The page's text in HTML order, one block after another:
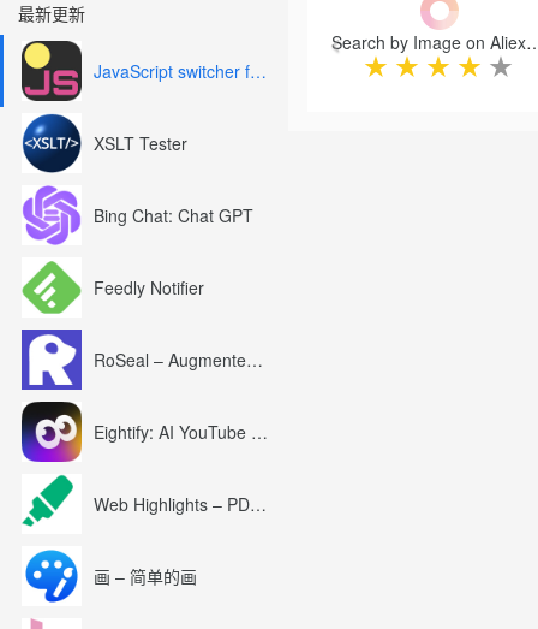
最新更新
JavaScript switcher for SEO and development
XSLT Tester
Bing Chat: Chat GPT
Feedly Notifier
RoSeal – Augmented Roblox Experience
Eightify: AI YouTube Summary with ChatGPT
Web Highlights – PDF & Web Highlighter
画 – 简单的画
Search by
★ ★ ★ ★ ★